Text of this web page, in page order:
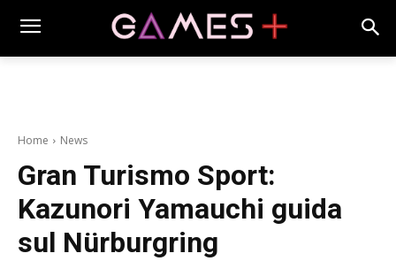
Home News
Gran Turismo Sport:
Kazunori Yamauchi guida
sul Nürburgring